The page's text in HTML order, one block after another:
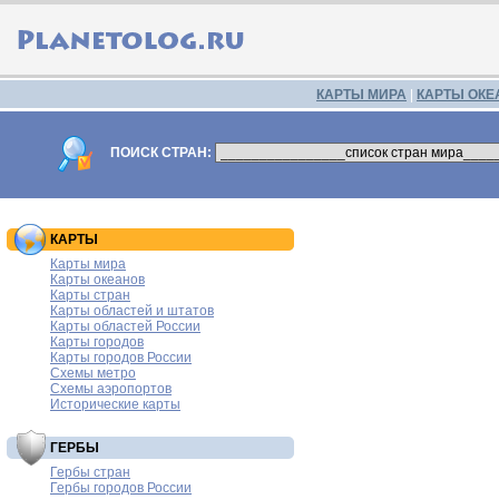
КАРТЫ МИРА КАРТЫ
ПОИСК СТРАН:
КАРТЫ
Карты мира
Карты океанов
Карты стран
Карты областей и штатов
Карты областей России
Карты городов
Карты городов России
Схемы метро
Схемы аэропортов
Исторические карты
ГЕРБЫ
Гербы стран
Гербы городов России